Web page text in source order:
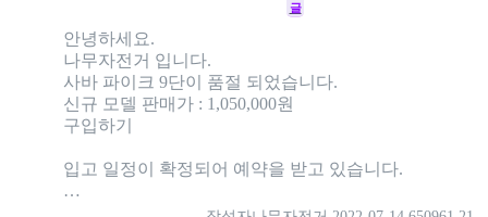
글
안녕하세요.
나무자전거 입니다.
사바 파이크 9단이 품절 되었습니다.
신규 모델 판매가 : 1,050,000원
구입하기
입고 일정이 확정되어 예약을 받고 있습니다.
…